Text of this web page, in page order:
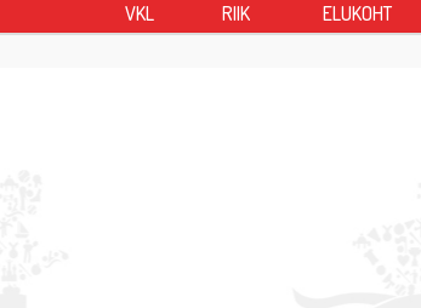
VKL RIIK ELUKOHT